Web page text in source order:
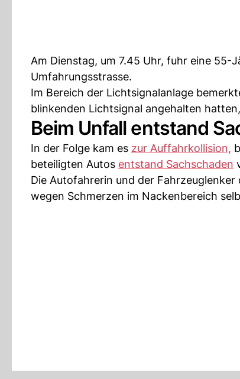
Am Dienstag, um 7.45 Uhr, fuhr eine 55-
Umfahrungsstrasse.
Im Bereich der Lichtsignalanlage
blinkenden Lichtsignal angehalten
Beim Unfall entstand
In der Folge kam es zur Auffahrkollision,
beteiligten Autos entstand Sachschaden
Die Autofahrerin und der
wegen Schmerzen im Nackenbereich